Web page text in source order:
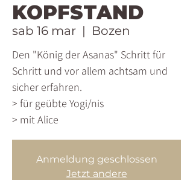
KOPFSTAND
sab 16 mar
  |
Bozen
Den "König der Asanas" Schritt für
Schritt und vor allem achtsam und
sicher erfahren.
> für geübte Yogi/nis
> mit Alice
Anmeldung geschlossen
Jetzt andere